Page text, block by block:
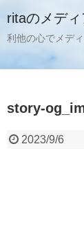
ritaのメディ
利他の心でメデ
story-
2023/9/6